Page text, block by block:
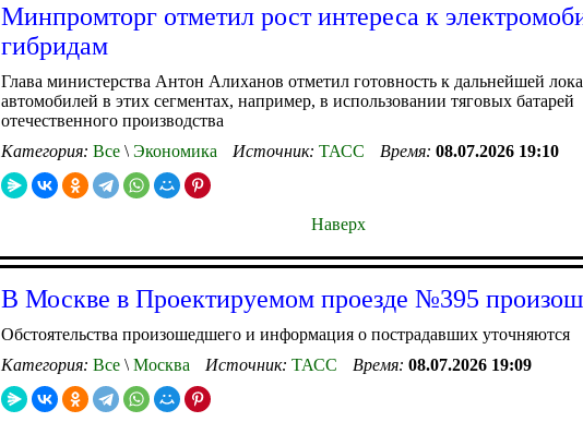
Минпромторг отметил рост интереса к
гибридам
Глава министерства Антон Алиханов отметил готовность к дальнейшей
автомобилей в этих сегментах, например, в использовании тяговых батарей
отечественного производства
Категория: Все \ Экономика Источник: ТАСС Время: 08.07.2026 19:10
Наверх
В Москве в Проектируемом проезде №395
Обстоятельства произошедшего и информация о пострадавших уточняются
Категория: Все \ Москва Источник: ТАСС Время: 08.07.2026 19:09